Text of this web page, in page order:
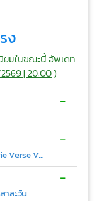
ง
ยมในขณะนี้ อัพเดท
| 20:00)
-
FREEHAND (genie Verse Vol.1)
-
าละวัน
-